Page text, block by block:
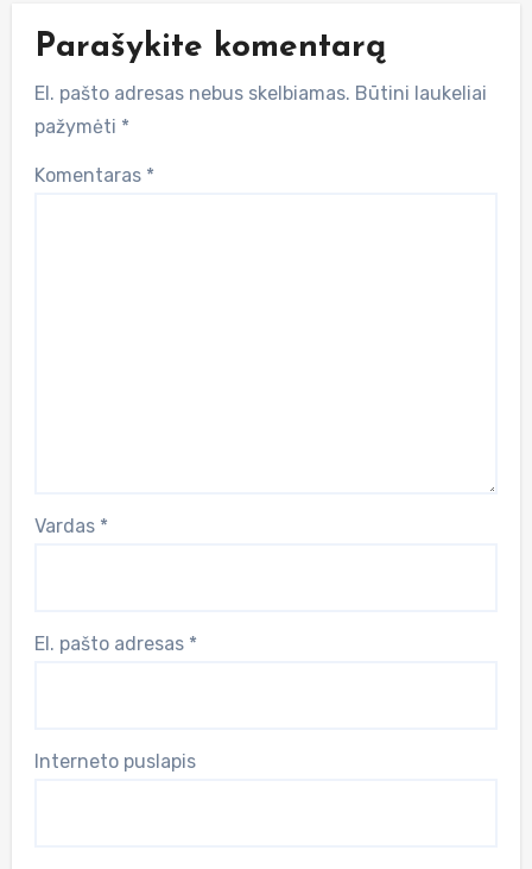
Parašykite komentarą
El. pašto adresas nebus skelbiamas. Būtini laukeliai
pažymėti *
Komentaras *
Vardas *
El. pašto adresas *
Interneto puslapis